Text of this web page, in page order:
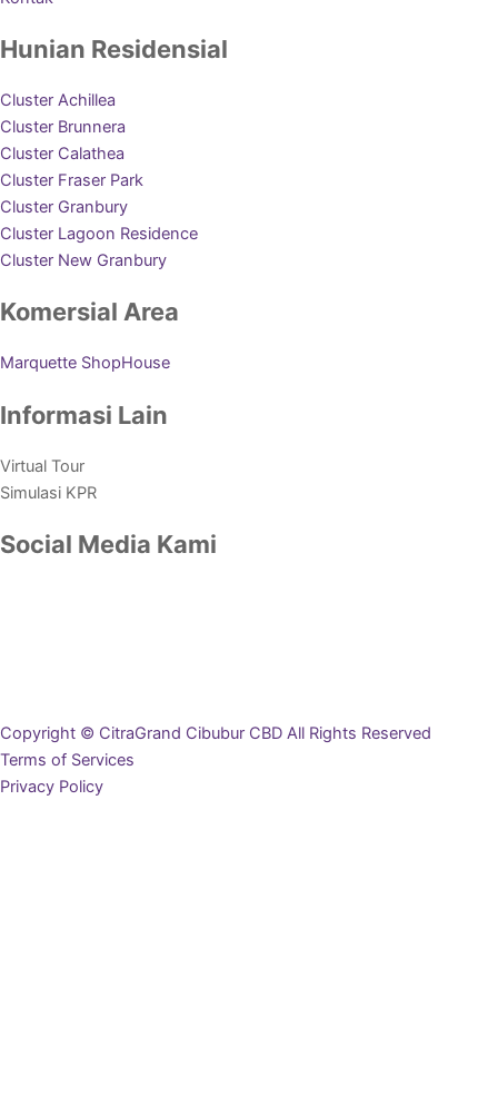
Hunian Residensial
Cluster Achillea
Cluster Brunnera
Cluster Calathea
Cluster Fraser Park
Cluster Granbury
Cluster Lagoon Residence
Cluster New Granbury
Komersial Area
Marquette ShopHouse
Informasi Lain
Virtual Tour
Simulasi KPR
Social Media Kami
Copyright © CitraGrand Cibubur CBD All Rights Reserved
Terms of Services
Privacy Policy